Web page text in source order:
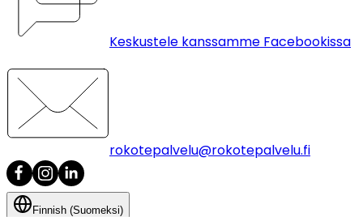
Keskustele kanssamme Facebookissa
rokotepalvelu@rokotepalvelu.fi
Finnish (Suomeksi)